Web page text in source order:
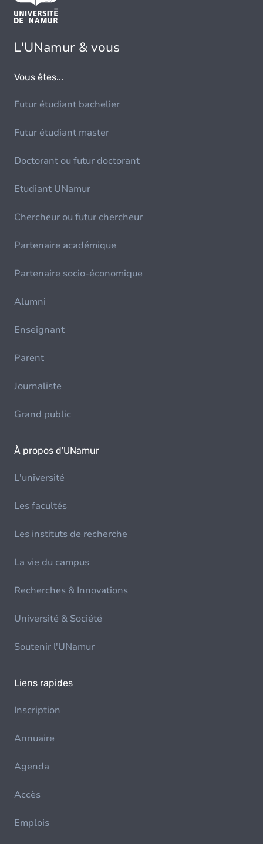
L'UNamur & vous
Vous êtes...
Futur étudiant bachelier
Futur étudiant master
Doctorant ou futur doctorant
Etudiant UNamur
Chercheur ou futur chercheur
Partenaire académique
Partenaire socio-économique
Alumni
Enseignant
Parent
Journaliste
Grand public
À propos d'UNamur
L'université
Les facultés
Les instituts de recherche
La vie du campus
Recherches & Innovations
Université & Société
Soutenir l'UNamur
Liens rapides
Inscription
Annuaire
Agenda
Accès
Emplois